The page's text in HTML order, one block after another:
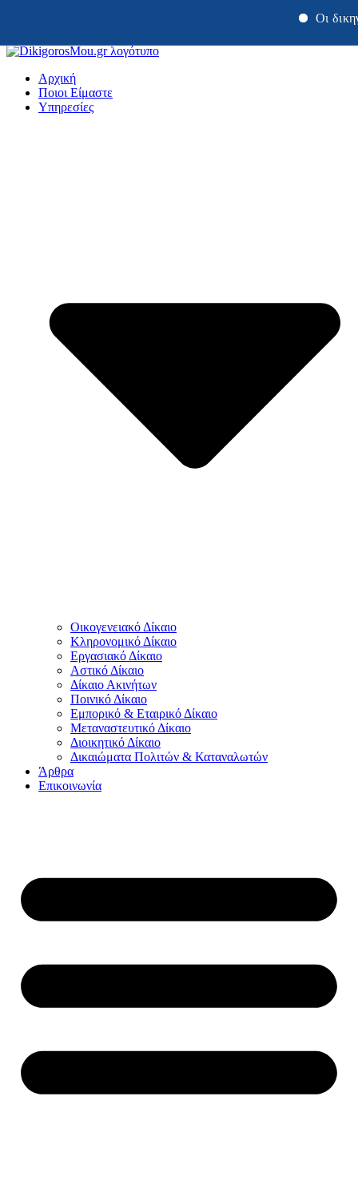
Οι δικηγόροι
Μετάβαση
περιεχόμενο
Αρχική
Ποιοι Είμαστε
Υπηρεσίες
Οικογενειακό Δίκαιο
Κληρονομικό Δίκαιο
Εργασιακό Δίκαιο
Αστικό Δίκαιο
Δίκαιο Ακινήτων
Ποινικό Δίκαιο
Εμπορικό & Εταιρικό Δίκαιο
Μεταναστευτικό Δίκαιο
Διοικητικό Δίκαιο
Δικαιώματα Πολιτών & Καταναλωτών
Άρθρα
Επικοινωνία